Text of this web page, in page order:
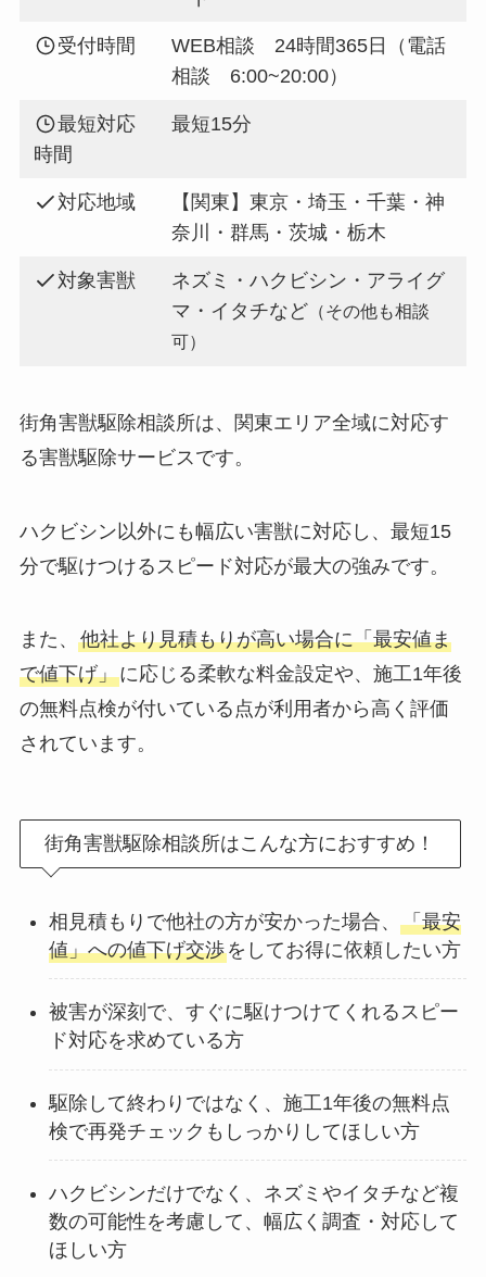
受付時間
WEB相談 24時間365日（電話
相談 6:00~20:00）
最短対応
時間
最短15分
対応地域
【関東】東京・埼玉・千葉・神
奈川・群馬・茨城・栃木
対象害獣
ネズミ・ハクビシン・アライグ
マ・イタチなど （その他も相談
可）
街角害獣駆除相談所は、関東エリア全域に対応す
る害獣駆除サービスです。
ハクビシン以外にも幅広い害獣に対応し、最短15
分で駆けつけるスピード対応が最大の強みです。
また、 他社より見積もりが高い場合に「最安値ま
で値下げ」に応じる柔軟な料金設定や、施工1年後
の無料点検が付いている点が利用者から高く評価
されています。
街角害獣駆除相談所はこんな方におすすめ！
相見積もりで他社の方が安かった場合、 「最安
値」への値下げ交渉をしてお得に依頼したい方
被害が深刻で、すぐに駆けつけてくれるスピー
ド対応を求めている方
駆除して終わりではなく、施工1年後の無料点
検で再発チェックもしっかりしてほしい方
ハクビシンだけでなく、ネズミやイタチなど複
数の可能性を考慮して、幅広く調査・対応して
ほしい方